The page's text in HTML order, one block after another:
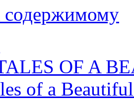
содержимому
OF A
of a